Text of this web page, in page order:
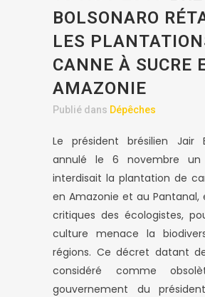
BOLSONARO
LES
CANNE À SUCRE
AMAZONIE
Publié dans Dépêches
Le président brésilien Jair
annulé le 6 novembre
interdisait la plantation de
en Amazonie et au Pantanal,
critiques des écologistes,
culture menace la
régions. Ce décret datant
considéré comme
gouvernement du